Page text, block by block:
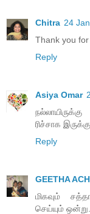
Chitra 24
Thank you
Reply
Asiya Omar
ரிச்சாக
Reply
GEETHA
மிகவும்
செய்யும்